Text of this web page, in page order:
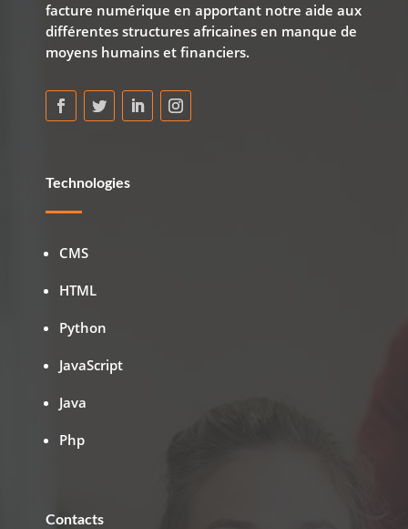
facture numérique en apportant notre aide aux
différentes structures africaines en manque de
moyens humains et financiers.
Technologies
CMS
HTML
Python
JavaScript
Java
Php
Contacts